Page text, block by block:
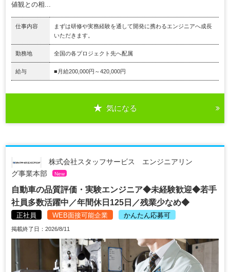
値観との相...
仕事内容
まずは研修や実務経験を通して開発に携わるエンジニアへ成長
いただきます。
勤務地 全国の各プロジェクト先へ配属
給与 ■月給200,000円～420,000円
気になる
株式会社スタッフサービス エンジニアリン
グ事業本部
New
自動車の品質評価・実験エンジニア◆未経験歓迎◆若手
社員多数活躍中／年間休日125日／残業少なめ◆
正社員 WEB面接可能企業 かんたん応募可
掲載終了日：2026/8/11